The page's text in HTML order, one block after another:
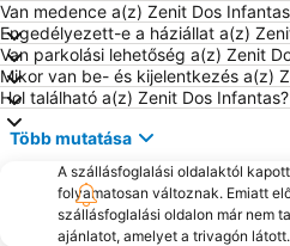
Van medence a(z) Zenit Dos
Engedélyezett-e a háziállat a(z)
Van parkolási lehetőség a(z) Zenit
Mikor van be- és kijelentkezés a(z)
Hol található a(z) Zenit Dos Infantas?
Több mutatása
A szállásfoglalási oldalaktól
folyamatosan változnak. Emiatt
szállásfoglalási oldalon már nem
ajánlatot, amelyet a trivagón látott.